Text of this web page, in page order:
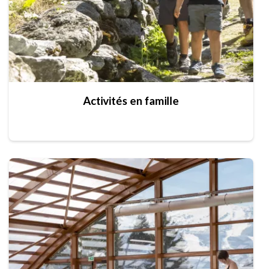
Activités en famille